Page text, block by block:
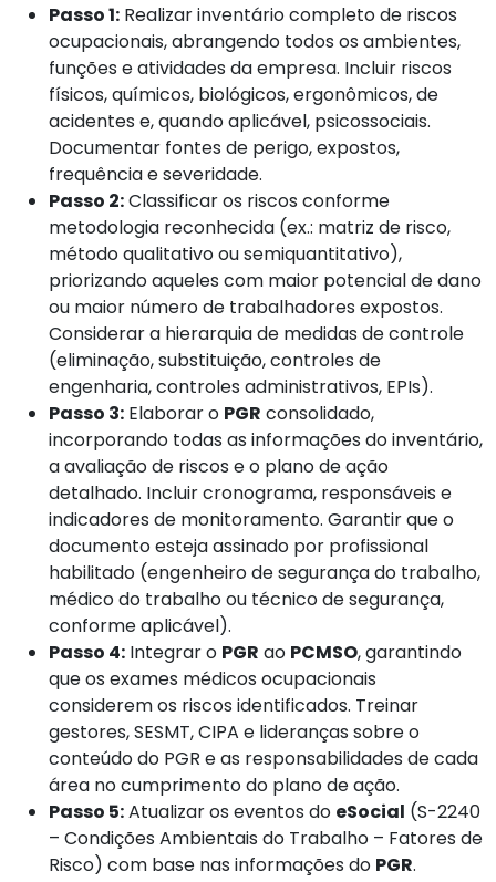
Passo 1: Realizar inventário completo de riscos
ocupacionais, abrangendo todos os ambientes,
funções e atividades da empresa. Incluir riscos
físicos, químicos, biológicos, ergonômicos, de
acidentes e, quando aplicável, psicossociais.
Documentar fontes de perigo, expostos,
frequência e severidade.
Passo 2:Classificar os riscos conforme
metodologia reconhecida (ex.: matriz de risco,
método qualitativo ou semiquantitativo),
priorizando aqueles com maior potencial de dano
ou maior número de trabalhadores expostos.
Considerar a hierarquia de medidas de controle
(eliminação, substituição, controles de
engenharia, controles administrativos, EPIs).
Passo 3: Elaborar o PGR consolidado,
incorporando todas as informações do inventário,
a avaliação de riscos e o plano de ação
detalhado. Incluir cronograma, responsáveis e
indicadores de monitoramento. Garantir que o
documento esteja assinado por profissional
habilitado (engenheiro de segurança do trabalho,
médico do trabalho ou técnico de segurança,
conforme aplicável).
Passo 4: Integrar o PGR ao PCMSO, garantindo
que os exames médicos ocupacionais
considerem os riscos identificados. Treinar
gestores, SESMT, CIPA e lideranças sobre o
conteúdo do PGR e as responsabilidades de cada
área no cumprimento do plano de ação.
Passo 5:Atualizar os eventos do eSocial (S-2240
– Condições Ambientais do Trabalho – Fatores de
Risco) com base nas informações do PGR.